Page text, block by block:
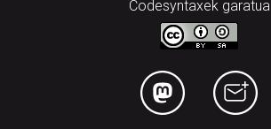
Codesyntaxek garatua